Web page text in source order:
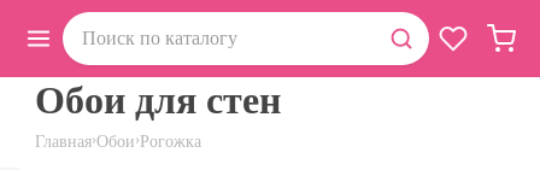
Главная›Обои›Рогожка
Обои для стен